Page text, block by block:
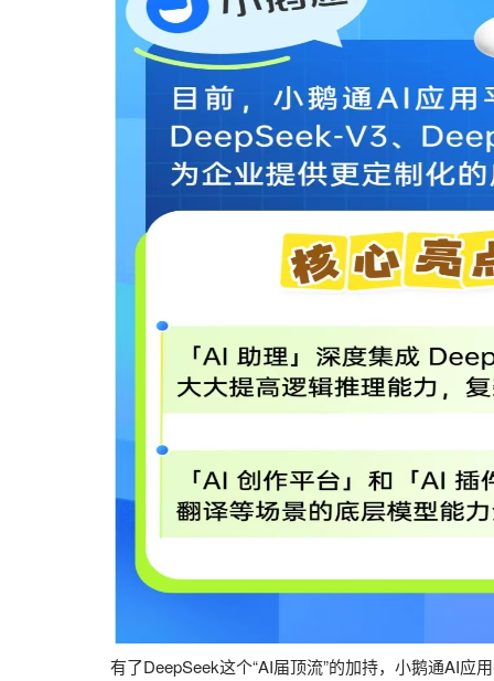
有了DeepSeek这个“AI届顶流”的加持，小鹅通AI应